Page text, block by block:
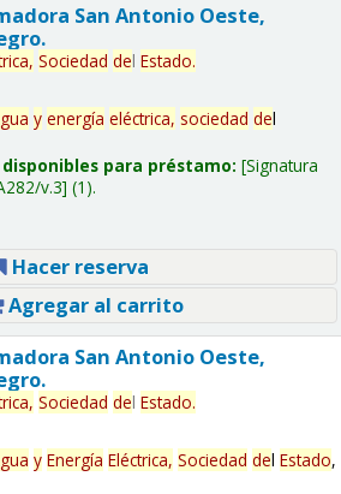
San Antonio Oeste,
Sociedad del Estado.
y energía eléctrica, sociedad del
para préstamo: Signatura
v.3 (1).
Hacer reserva
Agregar al carrito
San Antonio Oeste,
Sociedad del Estado.
y Energía Eléctrica, Sociedad del Estado,